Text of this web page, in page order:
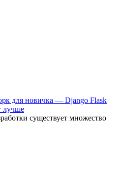
для новичка — Django Flask
лучше
существует множество